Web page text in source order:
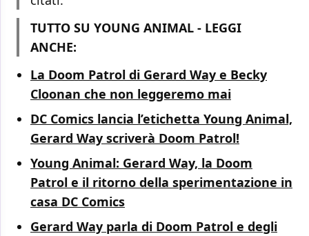
TUTTO SU YOUNG ANIMAL - LEGGI
ANCHE:
La Doom Patrol di Gerard Way e Becky
Cloonan che non leggeremo mai
DC Comics lancia l’etichetta Young Animal,
Gerard Way scriverà Doom Patrol!
Young Animal: Gerard Way, la Doom
Patrol e il ritorno della sperimentazione in
casa DC Comics
Gerard Way parla di Doom Patrol e degli